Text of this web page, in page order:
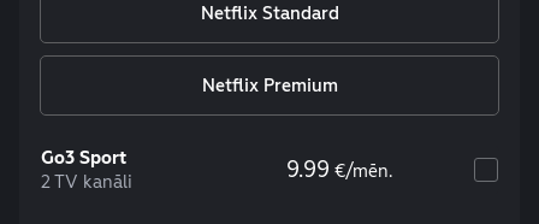
Netflix Standard
Netflix Premium
Go3 Sport
2 TV kanāli 9.99 €/mēn.